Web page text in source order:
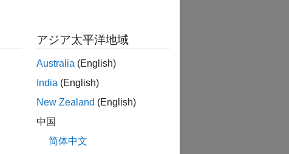
アジア太平洋地域
Australia (English)
India (English)
New Zealand (English)
中国
简体中文